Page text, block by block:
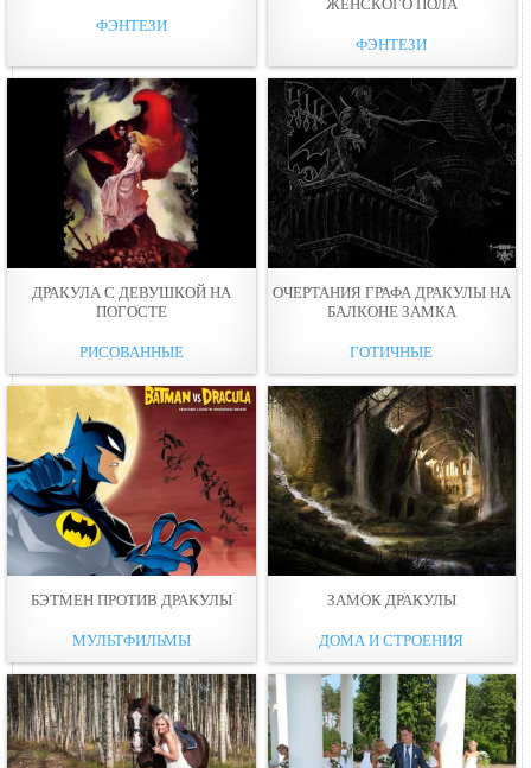
ФЭНТЕЗИ
ЖЕНСКОГО ПОЛА
ФЭНТЕЗИ
ДРАКУЛА С ДЕВУШКОЙ НА
ПОГОСТЕ
РИСОВАННЫЕ
ОЧЕРТАНИЯ ГРАФА ДРАКУЛЫ НА
БАЛКОНЕ ЗАМКА
ГОТИЧНЫЕ
БЭТМЕН ПРОТИВ ДРАКУЛЫ
МУЛЬТФИЛЬМЫ
ЗАМОК ДРАКУЛЫ
ДОМА И СТРОЕНИЯ